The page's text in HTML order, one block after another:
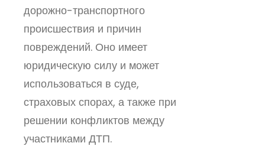
дорожно-транспортного
происшествия и причин
повреждений. Оно имеет
юридическую силу и может
использоваться в суде,
страховых спорах, а также при
решении конфликтов между
участниками ДТП.